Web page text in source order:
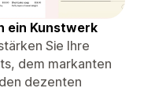
ein Kunstwerk
Sie Ihre
dem markanten
dezenten